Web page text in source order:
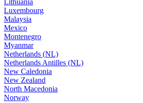
Luxembourg
Malaysia
Mexico
Montenegro
Myanmar
Netherlands (NL)
Netherlands Antilles (NL)
New Caledonia
New Zealand
North Macedonia
Norway